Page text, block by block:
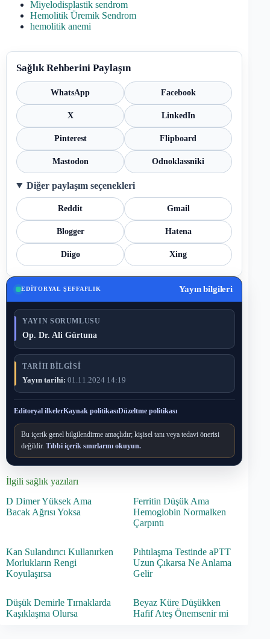
Miyelodisplastik sendrom
Hemolitik Üremik Sendrom
hemolitik anemi
Sağlık Rehberini Paylaşın
WhatsApp Facebook
X LinkedIn
Pinterest Flipboard
Mastodon Odnoklassniki
Diğer paylaşım seçenekleri
Reddit Gmail
Blogger Hatena
Diigo Xing
EDITORYAL ŞEFFAFLIK Yayın bilgileri
YAYIN SORUMLUSU
Op. Dr. Ali Gürtuna
TARIH BILGISI
Yayın tarihi: 01.11.2024 14:19
Editoryal ilkelerKaynak politikasıDüzeltme politikası
Bu içerik genel bilgilendirme amaçlıdır; kişisel tanı veya tedavi önerisi
değildir. Tıbbi içerik sınırlarını okuyun.
İlgili sağlık yazıları
D Dimer Yüksek Ama
Bacak Ağrısı Yoksa
Ferritin Düşük Ama
Hemoglobin Normalken
Çarpıntı
Kan Sulandırıcı Kullanırken
Morlukların Rengi
Koyulaşırsa
Pıhtılaşma Testinde aPTT
Uzun Çıkarsa Ne Anlama
Gelir
Düşük Demirle Tırnaklarda
Kaşıklaşma Olursa
Beyaz Küre Düşükken
Hafif Ateş Önemsenir mi